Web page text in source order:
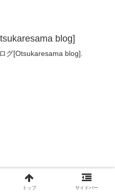
blog]
グ[Otsukaresama blog].
トップ サイドバー